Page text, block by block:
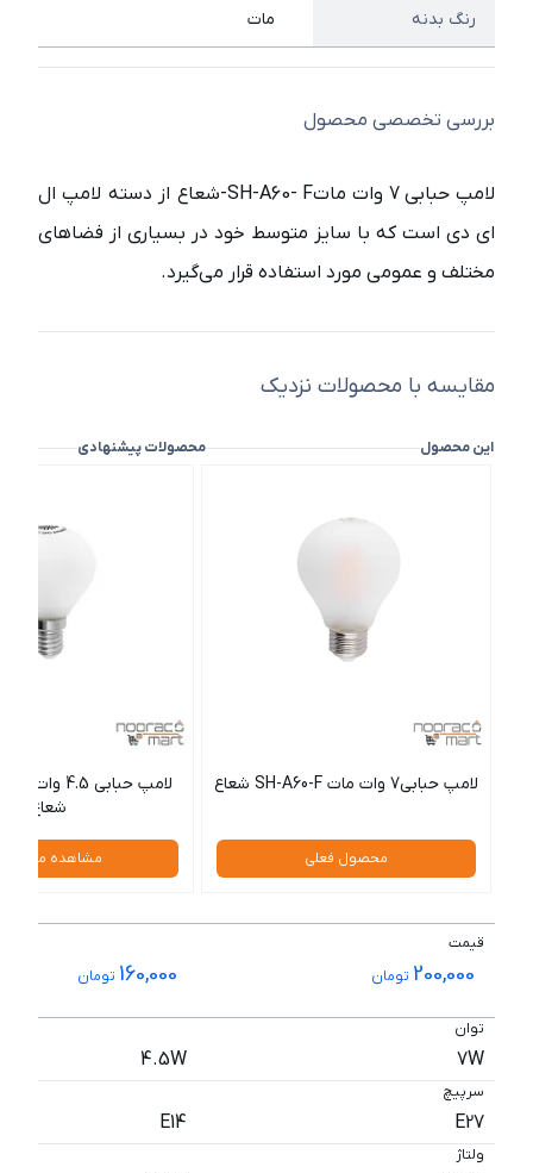
رنگ بدنه مات
بررسی تخصصی محصول
لامپ حبابی 7 وات ماتSH-A60- F-شعاع
از دسته لامپ ال
ای دی است که با سایز متوسط خود در بسیاری از فضاهای
مختلف و عمومی مورد استفاده قرار می‌گیرد.
مقایسه با محصولات نزدیک
این محصول محصولات پیشنهادی
لامپ حبابی7 وات مات SH-A60-F شعاع
محصول فعلی
شعاع
مشاهده
قیمت
200,000 تومان 160,000 تومان
توان
7W
4.5W
سرپیچ
E27
E14
ولتاژ